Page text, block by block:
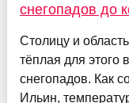
снегопадов до
Столицу и
тёплая для этого
снегопадов. Как
Ильин,